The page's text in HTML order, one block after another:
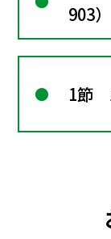
903）
1節